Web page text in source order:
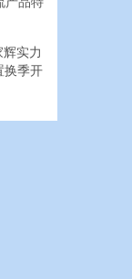
实力
换季开